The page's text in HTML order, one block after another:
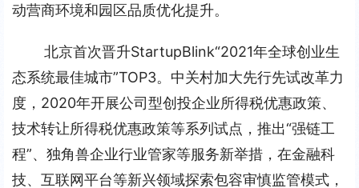
动营商环境和园区品质优化提升。
北京首次晋升StartupBlink“2021年全球创业生
态系统最佳城市”TOP3。中关村加大先行先试改革力
度，2020年开展公司型创投企业所得税优惠政策、
技术转让所得税优惠政策等系列试点，推出“强链工
程”、独角兽企业行业管家等服务新举措，在金融科
技、互联网平台等新兴领域探索包容审慎监管模式，